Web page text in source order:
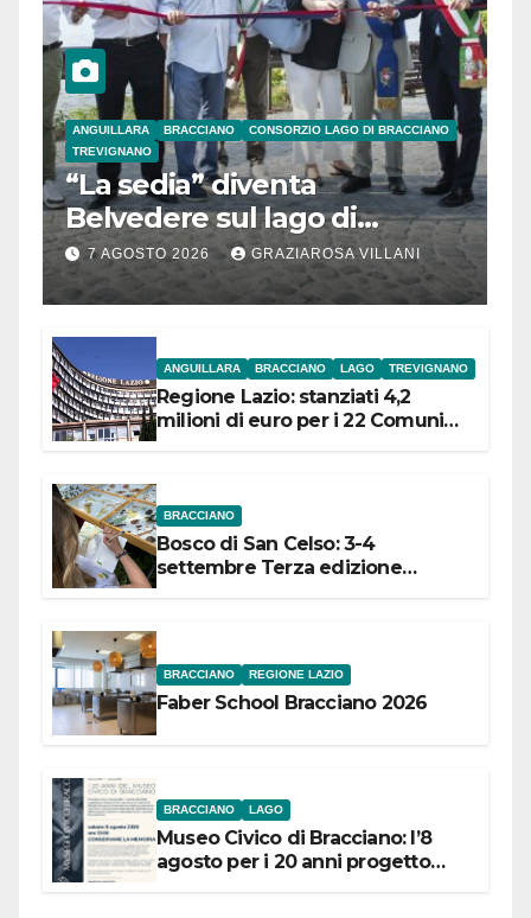
ANGUILLARA BRACCIANO
CONSORZIO LAGO DI BRACCIANO
TREVIGNANO
“La sedia” diventa
Belvedere sul lago di
Bracciano: ieri
l’inaugurazione
7 AGOSTO 2026 GRAZIAROSA VILLANI
ANGUILLARA BRACCIANO LAGO TREVIGNANO
Regione Lazio: stanziati 4,2
milioni di euro per i 22 Comuni
BRACCIANO
Bosco di San Celso: 3-4
settembre Terza edizione
BRACCIANO REGIONE LAZIO
Faber School Bracciano 2026
BRACCIANO LAGO
Museo Civico di Bracciano: l’8
agosto per i 20 anni progetto